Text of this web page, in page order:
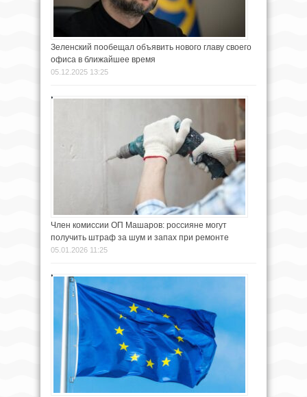
Зеленский пообещал объявить нового главу своего
офиса в ближайшее время
05.12.2025 13:25
Член комиссии ОП Машаров: россияне могут
получить штраф за шум и запах при ремонте
05.01.2026 11:25